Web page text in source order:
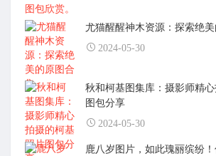
尤猫醒醒神木资源：探索绝
2024-05-30
秋和柯基图集库：摄影师精
图包分享
2024-05-30
鹿八岁图片，如此瑰丽缤纷